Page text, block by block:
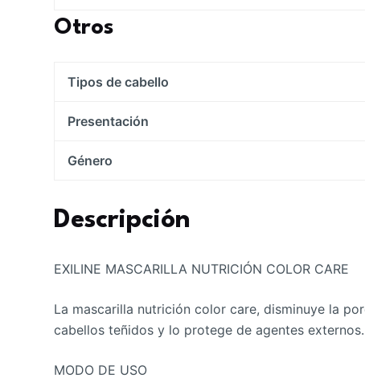
Otros
Tipos de cabello
Presentación
Género
Descripción
EXILINE MASCARILLA NUTRICIÓN COLOR CARE
La mascarilla nutrición color care, disminuye la
cabellos teñidos y lo protege de agentes
MODO DE USO